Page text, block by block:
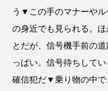
う▼この手のマナーや
の身近でも見られる。
とだが、信号機手前の
っぱい。信号待ちして
確信犯だ▼乗り物の中で